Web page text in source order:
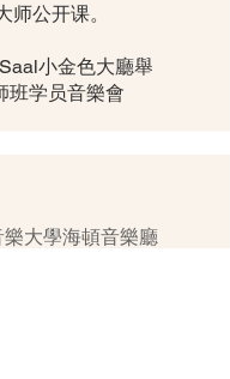
师公开课。
小金色大廳舉
班学员音樂會
大學海頓音樂廳